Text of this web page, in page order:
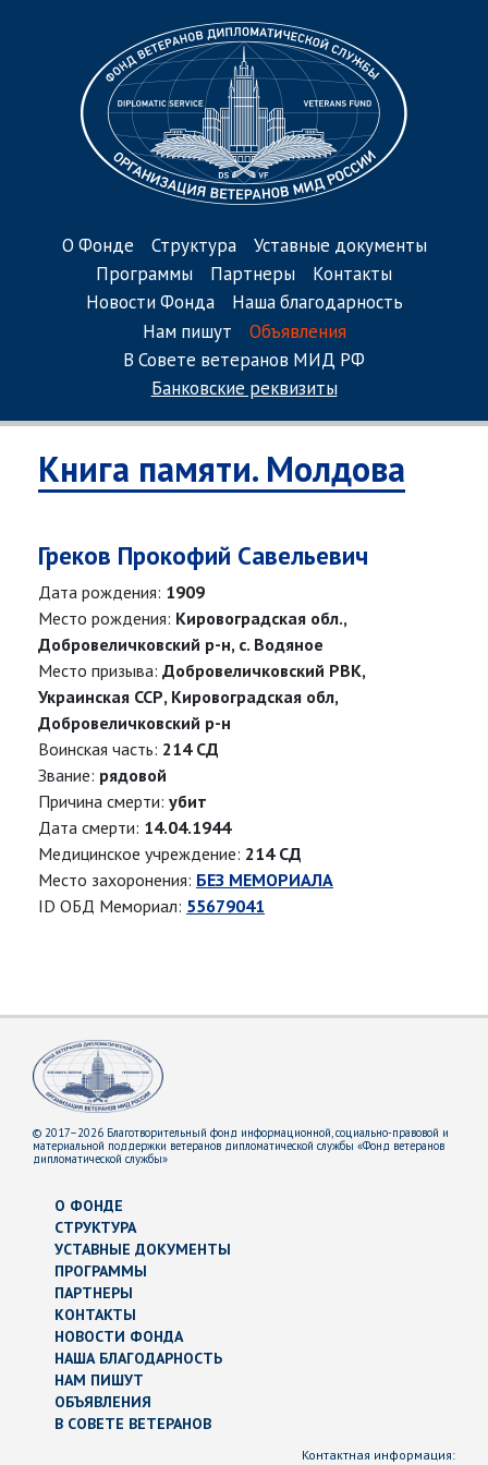
О Фонде Структура
Уставные документы
Программы
Партнеры
Контакты
Новости Фонда
Наша благодарность
Нам пишут
Объявления
В Совете ветеранов МИД РФ
Банковские реквизиты
Книга памяти. Молдова
Греков Прокофий Савельевич
Дата рождения: 1909
Место рождения: Кировоградская обл.,
Добровеличковский р-н, с. Водяное
Место призыва: Добровеличковский РВК,
Украинская ССР, Кировоградская обл,
Добровеличковский р-н
Воинская часть: 214 СД
Звание: рядовой
Причина смерти: убит
Дата смерти: 14.04.1944
Медицинское учреждение: 214 СД
Место захоронения: БЕЗ МЕМОРИАЛА
ID ОБД Мемориал: 55679041
© 2017–2026 Благотворительный фонд информационной, социально-правовой и
материальной поддержки ветеранов дипломатической службы «Фонд ветеранов
дипломатической службы»
О ФОНДЕ
СТРУКТУРА
УСТАВНЫЕ ДОКУМЕНТЫ
ПРОГРАММЫ
ПАРТНЕРЫ
КОНТАКТЫ
НОВОСТИ ФОНДА
НАША БЛАГОДАРНОСТЬ
НАМ ПИШУТ
ОБЪЯВЛЕНИЯ
В СОВЕТЕ ВЕТЕРАНОВ
Контактная информация: